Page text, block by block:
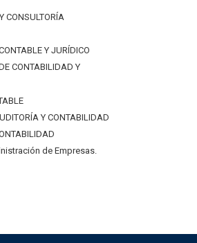
CONSULTORÍA
Y JURÍDICO
CONTABILIDAD Y
Y CONTABILIDAD
de Empresas.